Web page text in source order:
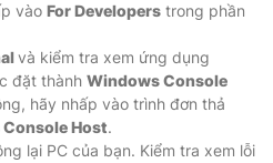
vào For Developers trong phần
và kiểm tra xem ứng dụng
đặt thành Windows Console
hãy nhấp vào trình đơn thả
Host.
lại PC của bạn. Kiểm tra xem lỗi